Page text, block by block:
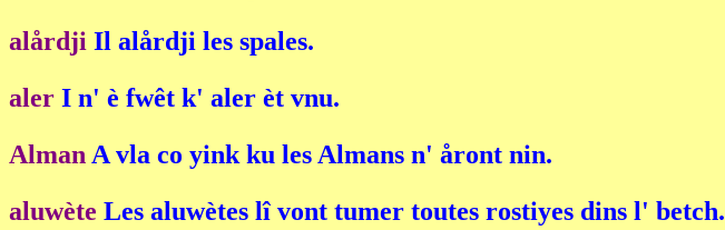
alårdji Il alårdji les spales.
aler I n' è fwêt k' aler èt vnu.
Alman A vla co yink ku les Almans n' åront nin.
aluwète Les aluwètes lî vont tumer toutes rostiyes dins l' betch.